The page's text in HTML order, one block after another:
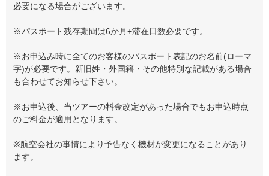
必要になる場合がございます。
※パスポート残存期間は6か月+滞在日数必要です。
※お申込み時に全てのお客様のパスポート表記のお名前(ローマ
字)が必要です。新旧姓・外国籍・その他特別な記載がある場合
も合わせてお知らせ下さい。
※お申込後、当ツアーの料金改定があった場合でもお申込時点
のご料金が適用となります。
※航空会社の事情により予告なく機材が変更になることがあり
ます。